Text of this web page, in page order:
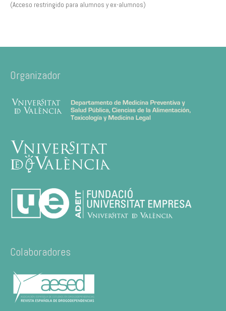
(Acceso restringido para alumnos y ex-alumnos)
Organizador
Colaboradores